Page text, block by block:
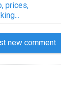
prices,
new comment